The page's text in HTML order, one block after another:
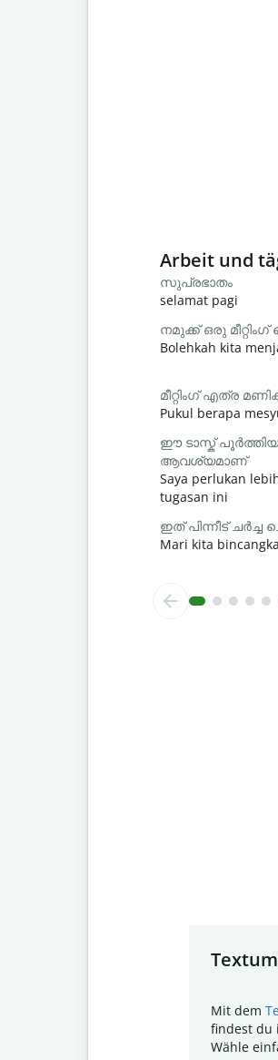
Slide 1 of 6
Arbeit und
സുപ്രഭാതം
selamat pagi
നമുക്ക് ഒരു
Bolehkah kita
മീറ്റിംഗ് എത്ര
Pukul berapa
ഈ ടാസ്ക്
ആവശ്യമാണ്
Saya perlukan
tugasan ini
ഇത് പിന്നീട് ചർച്ച
Mari kita
Mit dem
findest du
Wähle